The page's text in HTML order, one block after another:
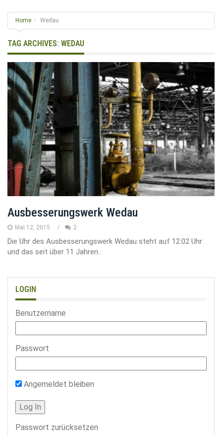
l
e
n
a
v
i
g
a
t
i
o
n
Home Wedau
TAG ARCHIVES: WEDAU
Ausbesserungswerk Wedau
Mai 12, 2015 2
Die Uhr des Ausbesserungswerk Wedau steht auf 12:02 Uhr
und das seit über 11 Jahren..
LOGIN
Benutzername
Passwort
Angemeldet bleiben
Passwort zurücksetzen